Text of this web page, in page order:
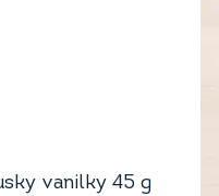
vanilky 45 g